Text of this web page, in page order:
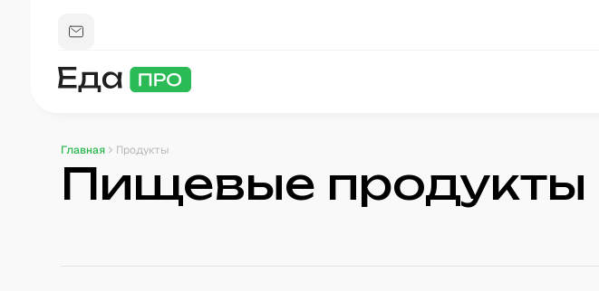
Главная Продукты
Пищевые продукты